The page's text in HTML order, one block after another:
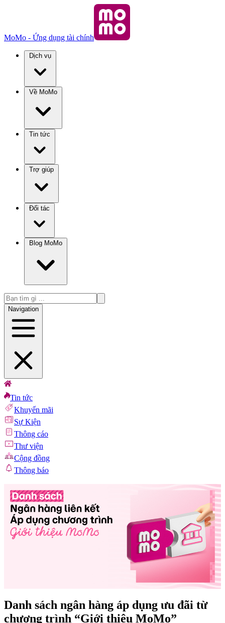
MoMo - Ứng dụng tài chính
Dịch vụ
Về MoMo
Tin tức
Trợ giúp
Đối tác
Blog MoMo
Navigation
Tin tức
Khuyến mãi
Sự Kiện
Thông cáo
Thư viện
Cộng đồng
Thông báo
Danh sách ngân hàng áp dụng ưu đãi từ
chương trình “Giới thiệu MoMo”